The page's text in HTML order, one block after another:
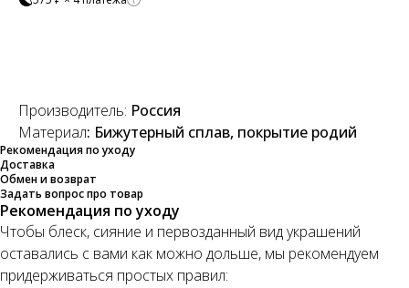
Производитель: Россия
Материал: Бижутерный сплав, покрытие родий
Рекомендация по уходу
Доставка
Обмен и возврат
Задать вопрос про товар
Рекомендация по уходу
Чтобы блеск, сияние и первозданный вид украшений
оставались с вами как можно дольше, мы рекомендуем
придерживаться простых правил: